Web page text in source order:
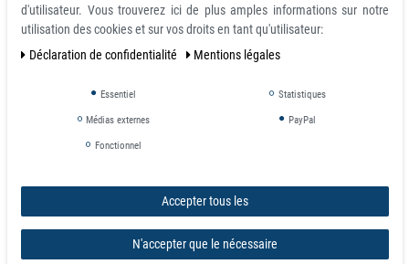
Vous pourriez également être
d'utilisateur. Vous trouverez ici de plus amples informations sur notre
utilisation des cookies et sur vos droits en tant qu'utilisateur:
Déclaration de confidentialité
Mentions légales
Essentiel Statistiques
Médias externes PayPal
Fonctionnel
Accepter tous les
N'accepter que le nécessaire